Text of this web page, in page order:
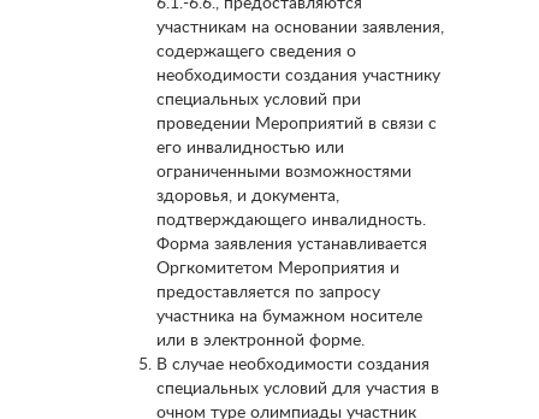
6.1.-6.6., предоставляются
участникам на основании заявления,
содержащего сведения о
необходимости создания участнику
специальных условий при
проведении Мероприятий в связи с
его инвалидностью или
ограниченными возможностями
здоровья, и документа,
подтверждающего инвалидность.
Форма заявления устанавливается
Оргкомитетом Мероприятия и
предоставляется по запросу
участника на бумажном носителе
или в электронной форме.
В случае необходимости создания
специальных условий для участия в
очном туре олимпиады участник